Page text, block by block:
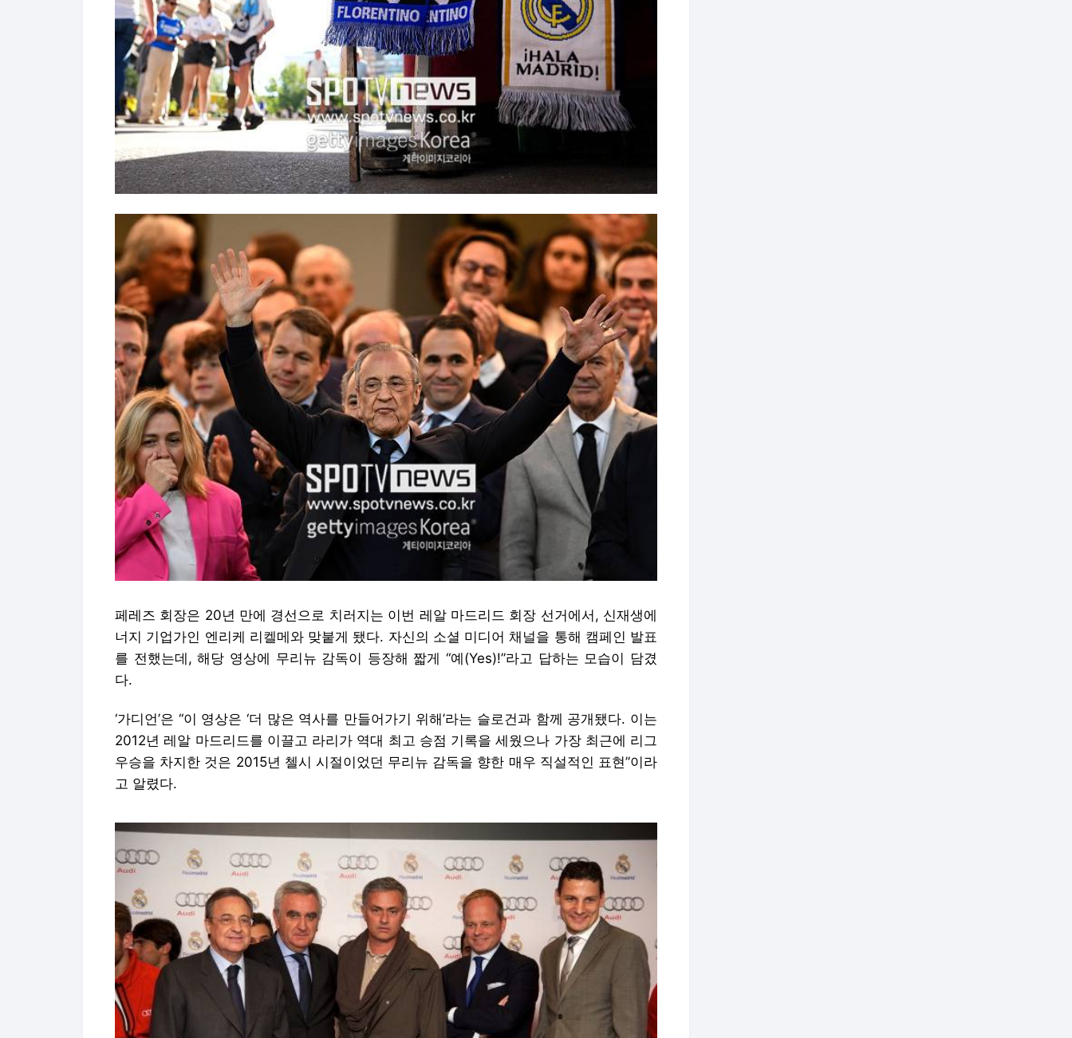
페레즈 회장은 20년 만에 경선으로 치러지는 이번 레알 마드리드 회장 선거에서, 신재생에
너지 기업가인 엔리케 리켈메와 맞붙게 됐다. 자신의 소셜 미디어 채널을 통해 캠페인 발표
를 전했는데, 해당 영상에 무리뉴 감독이 등장해 짧게 “예(Yes)!”라고 답하는 모습이 담겼
다.
‘가디언’은 “이 영상은 ‘더 많은 역사를 만들어가기 위해’라는 슬로건과 함께 공개됐다. 이는
2012년 레알 마드리드를 이끌고 라리가 역대 최고 승점 기록을 세웠으나 가장 최근에 리그
우승을 차지한 것은 2015년 첼시 시절이었던 무리뉴 감독을 향한 매우 직설적인 표현”이라
고 알렸다.